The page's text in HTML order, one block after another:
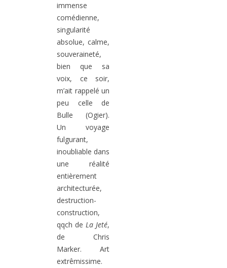
immense
comédienne,
singularité
absolue, calme,
souveraineté,
bien que sa
voix, ce soir,
m’ait rappelé un
peu celle de
Bulle (Ogier).
Un voyage
fulgurant,
inoubliable dans
une réalité
entièrement
architecturée,
destruction-
construction,
qqch de La Jeté,
de Chris
Marker. Art
extrêmissime.